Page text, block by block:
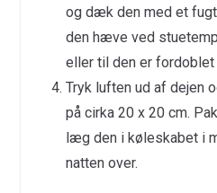
og dæk den med et
den hæve ved
eller til den er
Tryk luften ud af dejen
på cirka 20 x 20 cm.
læg den i køleskabet i
natten over.